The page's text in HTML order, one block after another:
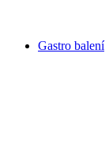
Gastro balení